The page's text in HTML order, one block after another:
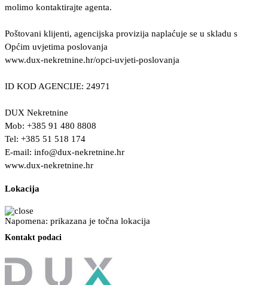
molimo kontaktirajte agenta.
Poštovani klijenti, agencijska provizija naplaćuje se u skladu s
Općim uvjetima poslovanja
www.dux-nekretnine.hr/opci-uvjeti-poslovanja
ID KOD AGENCIJE: 24971
DUX Nekretnine
Mob: +385 91 480 8808
Tel: +385 51 518 174
E-mail: info@dux-nekretnine.hr
www.dux-nekretnine.hr
Lokacija
Napomena: prikazana je točna lokacija
Kontakt podaci